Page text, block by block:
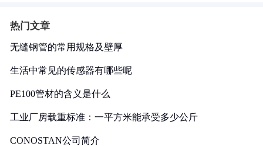
热门文章
无缝钢管的常用规格及壁厚
生活中常见的传感器有哪些呢
PE100管材的含义是什么
工业厂房载重标准：一平方米能承受多少公斤
CONOSTAN公司简介